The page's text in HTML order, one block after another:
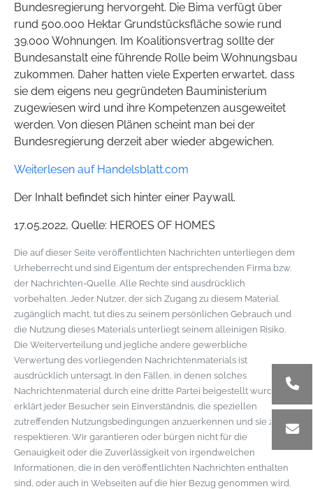
Bundesregierung hervorgeht. Die Bima verfügt über
rund 500.000 Hektar Grundstücksfläche sowie rund
39.000 Wohnungen. Im Koalitionsvertrag sollte der
Bundesanstalt eine führende Rolle beim Wohnungsbau
zukommen. Daher hatten viele Experten erwartet, dass
sie dem eigens neu gegründeten Bauministerium
zugewiesen wird und ihre Kompetenzen ausgeweitet
werden. Von diesen Plänen scheint man bei der
Bundesregierung derzeit aber wieder abgewichen.
Weiterlesen auf Handelsblatt.com
Der Inhalt befindet sich hinter einer Paywall.
17.05.2022, Quelle: HEROES OF HOMES
Die auf dieser Seite veröffentlichten Nachrichten unterliegen dem
Urheberrecht und sind Eigentum der entsprechenden Firma bzw.
der Nachrichten-Quelle. Alle Rechte sind ausdrücklich
vorbehalten. Jeder Nutzer, der sich Zugang zu diesem Material
zugänglich macht, tut dies zu seinem persönlichen Gebrauch und
die Nutzung dieses Materials unterliegt seinem alleinigen Risiko.
Die Weiterverteilung und jegliche andere gewerbliche
Verwertung des vorliegenden Nachrichtenmaterials ist
ausdrücklich untersagt. In den Fällen, in denen solches
Nachrichtenmaterial durch eine dritte Partei beigestellt wurde,
erklärt jeder Besucher sein Einverständnis, die speziellen
zutreffenden Nutzungsbedingungen anzuerkennen und sie zu
respektieren. Wir garantieren oder bürgen nicht für die
Genauigkeit oder die Zuverlässigkeit von irgendwelchen
Informationen, die in den veröffentlichten Nachrichten enthalten
sind, oder auch in Webseiten auf die hier Bezug genommen wird.